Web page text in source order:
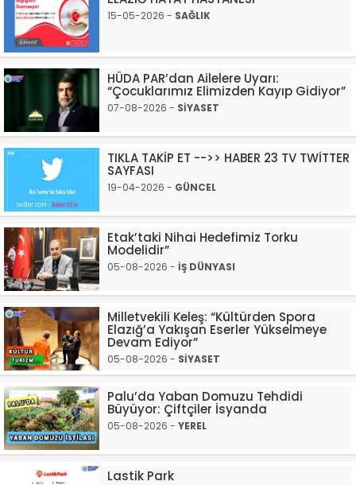
15-05-2026 - SAĞLIK
HÜDA PAR’dan Ailelere Uyarı:
“Çocuklarımız Elimizden Kayıp Gidiyor”
07-08-2026 - SİYASET
TIKLA TAKİP ET -->> HABER 23 TV TWİTTER
SAYFASI
19-04-2026 - GÜNCEL
Etak’taki Nihai Hedefimiz Torku
Modelidir”
05-08-2026 - İŞ DÜNYASI
Milletvekili Keleş: “Kültürden Spora
Elazığ’a Yakışan Eserler Yükselmeye
Devam Ediyor”
05-08-2026 - SİYASET
Palu’da Yaban Domuzu Tehdidi
Büyüyor: Çiftçiler İsyanda
05-08-2026 - YEREL
Lastik Park